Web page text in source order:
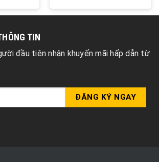
TIN
đầu tiên nhận khuyến mãi hấp dẫn từ